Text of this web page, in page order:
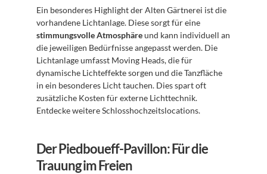
Ein besonderes Highlight der Alten Gärtnerei ist die
stimmungsvolle Atmosphäre und kann individuell an
die jeweiligen Bedürfnisse angepasst werden. Die
Lichtanlage umfasst Moving Heads, die für
dynamische Lichteffekte sorgen und die Tanzfläche
in ein besonderes Licht tauchen. Dies spart oft
zusätzliche Kosten für externe Lichttechnik.
Entdecke weitere Schlosshochzeitslocations.
Der Piedboueff-Pavillon: Für die
Trauung im Freien